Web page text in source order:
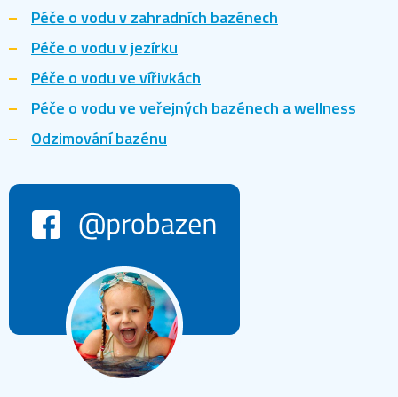
Péče o vodu v zahradních bazénech
Péče o vodu v jezírku
Péče o vodu ve vířivkách
Péče o vodu ve veřejných bazénech a wellness
Odzimování bazénu